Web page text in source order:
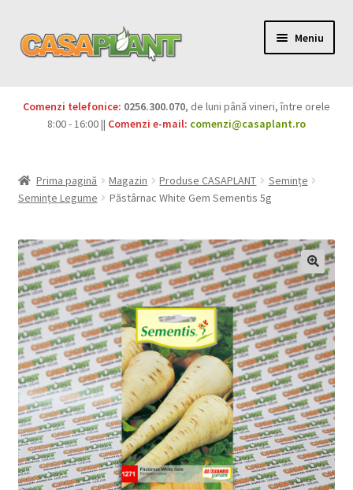
Meniu
Pesticide
copil
Produse BIO
Igienă publică
Casa și grădina
Extinde
meniul
copil
Sere și solarii
Extinde
meniul
copil
Comenzi telefonice: 0256.300.070, de luni până vineri, între orele
8:00 - 16:00 || Comenzi e-mail: comenzi@casaplant.ro
Prima pagină Magazin Produse CASAPLANT
Semințe
Semințe Legume
Păstârnac White Gem Sementis 5g